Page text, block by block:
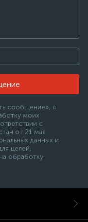
сообщение», я
моих
с
от 21 мая
данных и
целей,
обработку